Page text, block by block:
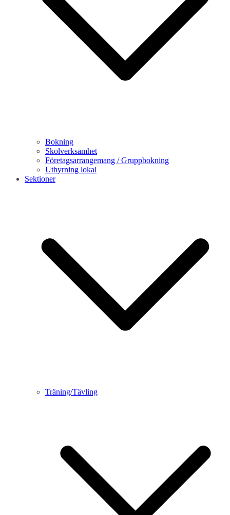
Bokning
Skolverksamhet
Företagsarrangemang / Gruppbokning
Uthyrning lokal
Sektioner
Träning/Tävling